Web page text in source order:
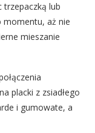
trzepaczką lub
momentu, aż nie
mieszanie
placki z zsiadłego
i gumowate, a